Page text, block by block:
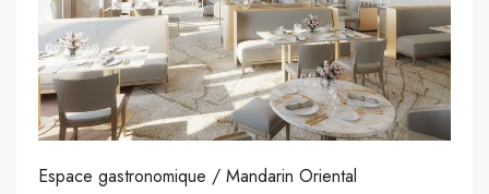
Espace gastronomique / Mandarin Oriental